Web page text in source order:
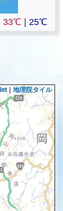
33℃ |25℃
| 地理院タイル